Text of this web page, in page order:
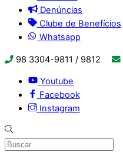
Denúncias
Clube de Benefícios
Whatsapp
98 3304-9811 / 9812
Youtube
Facebook
Instagram